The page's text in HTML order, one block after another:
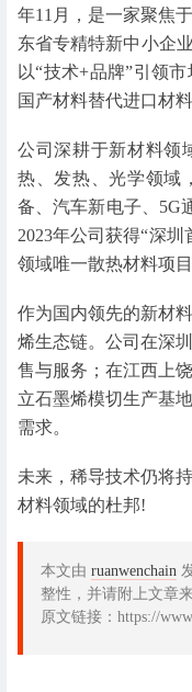
年11月，是一家聚焦
东省专精特新中小企
以“技术+品牌”引领
国产材料替代进口材
公司深耕于新材料领
热、发热、光学领域
备、汽车新电子、5G
2023年公司获得“深
领域唯一散热材料项目
作为国内领先的新材
烯生态链。公司在深
售与服务；在江西上
立石墨烯模切生产基
需求。
未来，稀导技术仍将
材料领域的杜邦!
本文由 ruanwenchain
整性，并请附上文章
原文链接：https://